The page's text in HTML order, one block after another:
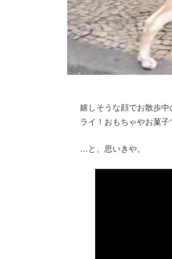
嬉しそうな顔でお散歩
ライ！おもちゃやお菓子
…と、思いきや。